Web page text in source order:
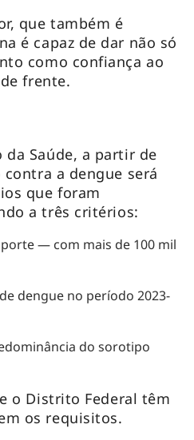
que também é
é capaz de dar não só
como confiança ao
frente.
Saúde, a partir de
a dengue será
que foram
a três critérios:
— com mais de 100 mil
dengue no período 2023-
do sorotipo
o Distrito Federal têm
os requisitos.